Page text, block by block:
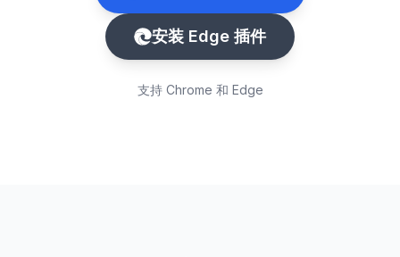
安装 Edge 插件
支持 Chrome 和 Edge